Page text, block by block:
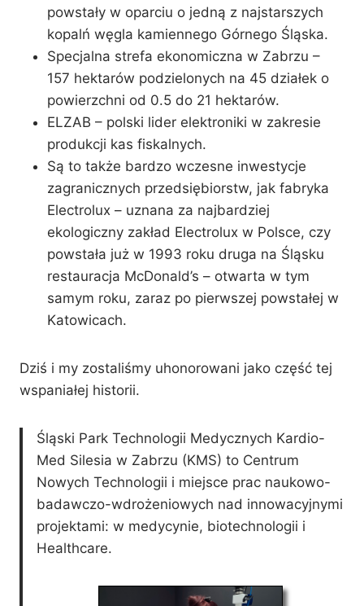
powstały w oparciu o jedną z najstarszych
kopalń węgla kamiennego Górnego Śląska.
Specjalna strefa ekonomiczna w Zabrzu –
157 hektarów podzielonych na 45 działek o
powierzchni od 0.5 do 21 hektarów.
ELZAB – polski lider elektroniki w zakresie
produkcji kas fiskalnych.
Są to także bardzo wczesne inwestycje
zagranicznych przedsiębiorstw, jak fabryka
Electrolux – uznana za najbardziej
ekologiczny zakład Electrolux w Polsce, czy
powstała już w 1993 roku druga na Śląsku
restauracja McDonald’s – otwarta w tym
samym roku, zaraz po pierwszej powstałej w
Katowicach.
Dziś i my zostaliśmy uhonorowani jako część tej
wspaniałej historii.
Śląski Park Technologii Medycznych Kardio-
Med Silesia w Zabrzu (KMS) to Centrum
Nowych Technologii i miejsce prac naukowo-
badawczo-wdrożeniowych nad innowacyjnymi
projektami: w medycynie, biotechnologii i
Healthcare.